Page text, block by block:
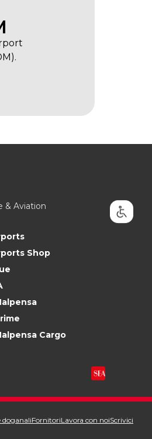
& Aviation
Shop
Cargo
doganaliFornitoriLavora con noiScrivici